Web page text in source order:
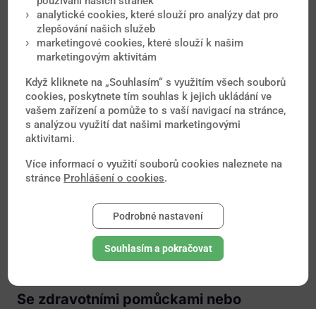
Se zdravotními pomůckami nebo
analytické cookies, které slouží pro analýzy dat pro
zlepšování našich služeb
marketingové cookies, které slouží k našim
marketingovým aktivitám
Když kliknete na „Souhlasím“ s využitím všech souborů
cookies, poskytnete tím souhlas k jejich ukládání ve
vašem zařízení a pomůže to s vaší navigací na stránce,
s analýzou využití dat našimi marketingovými
aktivitami.
Více informací o využití souborů cookies naleznete na
stránce Prohlášení o cookies.
Podrobné nastavení
Souhlasím a pokračovat